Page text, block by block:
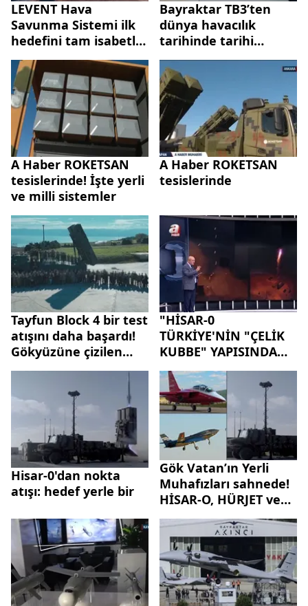
LEVENT Hava
Savunma Sistemi ilk
hedefini tam isabetle
vurdu
Bayraktar TB3’ten
dünya havacılık
tarihinde tarihi
başarı: 3’te 3 tam
isabet
A Haber ROKETSAN
tesislerinde! İşte yerli
ve milli sistemler
A Haber ROKETSAN
tesislerinde
Tayfun Block 4 bir test
atışını daha başardı!
Gökyüzüne çizilen
imza
"HİSAR-0
TÜRKİYE'NİN "ÇELİK
KUBBE" YAPISINDA
KRİTİK BİR ROL
OYNAYACAKTIR"
Hisar-0'dan nokta
atışı: hedef yerle bir
Gök Vatan’ın Yerli
Muhafızları sahnede!
HİSAR-O, HÜRJET ve
BAYRAKTAR
KIZILELMA’nın önemi
nedir? A Haber’de
dikkat çeken yorum